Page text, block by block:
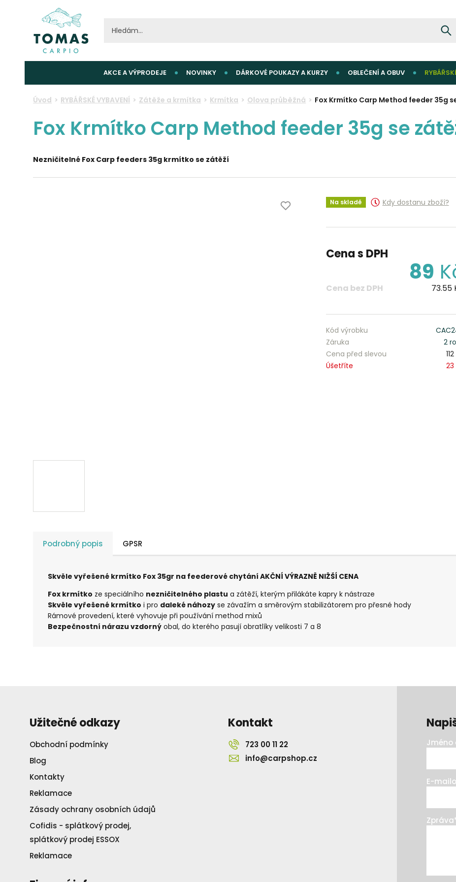
AKCE A VÝPRODEJE NOVINKY DÁRKOVÉ POUKAZY A KURZY OBLEČENÍ A OBUV
Úvod RYBÁŘSKÉ VYBAVENÍ Zátěže a krmítka Krmítka Olova průběžná Fox Krmítko Carp Method feeder 35g
Fox Krmítko Carp Method feeder 35g se
Nezničitelné Fox Carp feeders 35g krmítko se zátěží
Na skladě Kdy dostanu zboží?
Cena s DPH
89
Cena bez DPH 73.55
Kód výrobku
Záruka
2
Cena před slevou
Úšetříte
23
Podrobný popis GPSR
Skvěle vyřešené krmítko Fox 35gr na feederové chytání AKČNÍ VÝRAZNĚ NIŽŠÍ CENA
Fox krmítko ze speciálního nezničitelného plastu a zátěží, kterým přilákáte kapry k nástraze
Skvěle vyřešené krmítko i pro daleké náhozy se závažím a směrovým stabilizátorem pro přesné hody
Rámové provedení, které vyhovuje při používání method mixů
Bezpečnostní nárazu vzdorný obal, do kterého pasují obratlíky velikosti 7 a 8
Užitečné odkazy
Obchodní podmínky
Blog
Kontakty
Reklamace
Zásady ochrany osobních údajů
Cofidis - splátkový prodej,
splátkový prodej ESSOX
Reklamace
Kontakt
723 00 11 22
info@carpshop.cz
Jméno
E-
Zpráva